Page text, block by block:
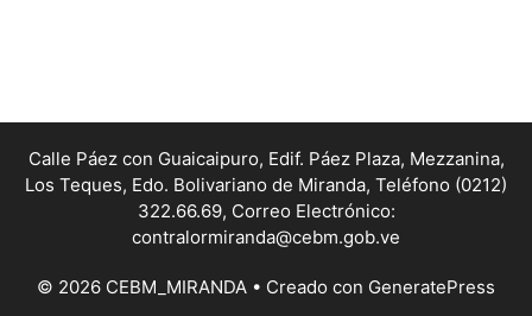
Calle Páez con Guaicaipuro, Edif. Páez Plaza, Mezzanina,
Los Teques, Edo. Bolivariano de Miranda, Teléfono (0212)
322.66.69, Correo Electrónico:
contralormiranda@cebm.gob.ve
© 2026 CEBM_MIRANDA • Creado con GeneratePress